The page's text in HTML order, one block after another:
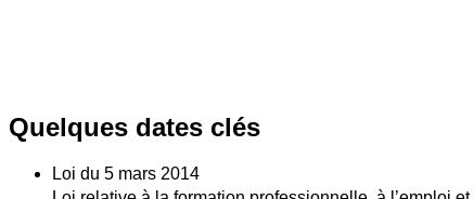
Quelques dates clés
Loi du 5 mars 2014